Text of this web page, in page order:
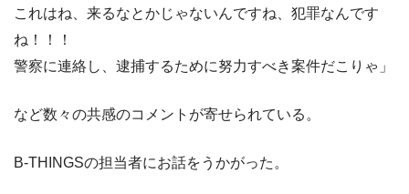
これはね、来るなとかじゃないんですね、犯罪なんです
ね！！！
警察に連絡し、逮捕するために努力すべき案件だこりゃ」
など数々の共感のコメントが寄せられている。
B-THINGSの担当者にお話をうかがった。